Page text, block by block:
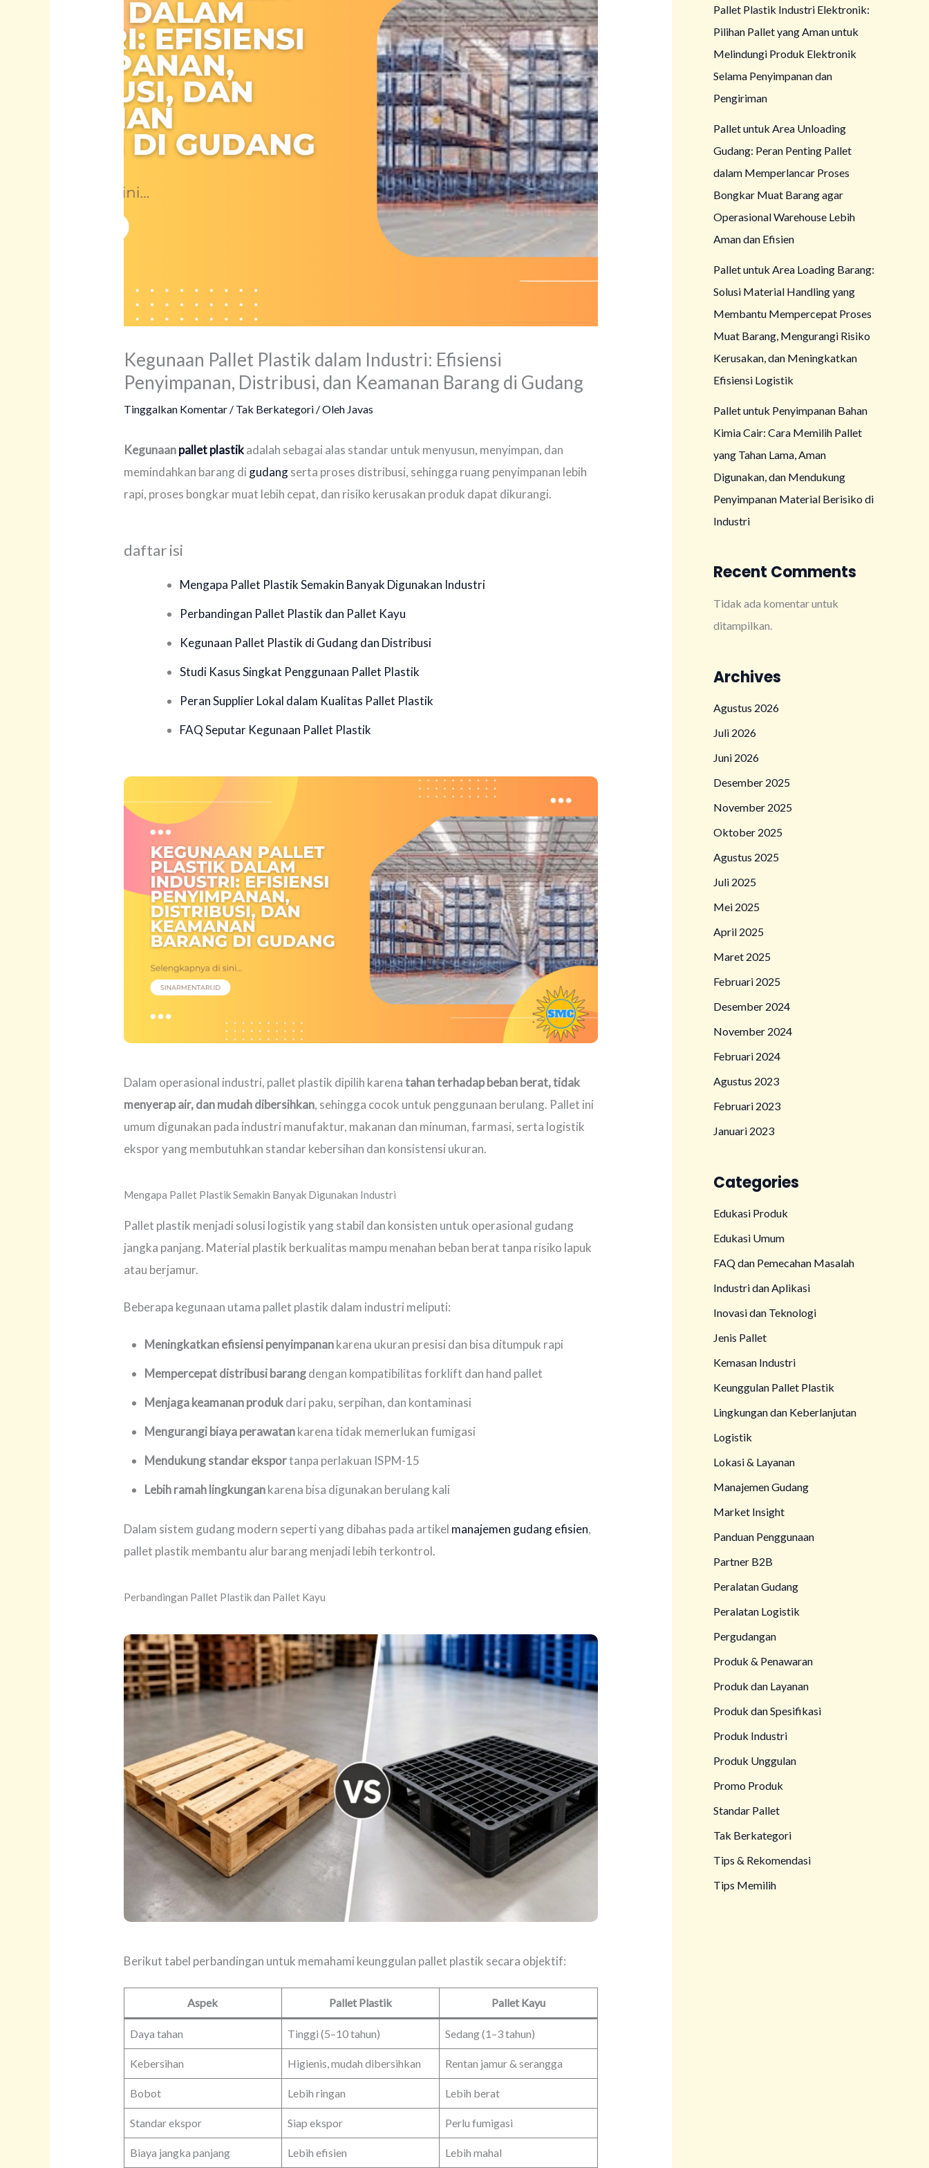
Kegunaan Pallet Plastik dalam Industri: Efisiensi
Penyimpanan, Distribusi, dan Keamanan Barang di Gudang
Tinggalkan Komentar / Tak Berkategori/ Oleh Javas
Kegunaanpallet plastikadalah sebagai alas standar untuk menyusun, menyimpan, dan
memindahkan barang di gudangserta proses distribusi, sehingga ruang penyimpanan lebih
rapi, proses bongkar muat lebih cepat, dan risiko kerusakan produk dapat dikurangi.
daftar isi
Mengapa Pallet Plastik Semakin Banyak Digunakan Industri
Perbandingan Pallet Plastik dan Pallet Kayu
Kegunaan Pallet Plastik di Gudang dan Distribusi
Studi Kasus Singkat Penggunaan Pallet Plastik
Peran Supplier Lokal dalam Kualitas Pallet Plastik
FAQ Seputar Kegunaan Pallet Plastik
Dalam operasional industri, pallet plastik dipilih karenatahan terhadap beban berat, tidak
menyerap air, dan mudah dibersihkan, sehingga cocok untuk penggunaan berulang. Pallet ini
umum digunakan pada industri manufaktur, makanan dan minuman, farmasi, serta logistik
ekspor yang membutuhkan standar kebersihan dan konsistensi ukuran.
Mengapa Pallet Plastik Semakin Banyak Digunakan Industri
Pallet plastik menjadi solusi logistik yang stabil dan konsisten untuk operasional gudang
jangka panjang. Material plastik berkualitas mampu menahan beban berat tanpa risiko lapuk
atau berjamur.
Beberapa kegunaan utama pallet plastik dalam industri meliputi:
Meningkatkan efisiensi penyimpanankarena ukuran presisi dan bisa ditumpuk rapi
Mempercepat distribusi barangdengan kompatibilitas forklift dan hand pallet
Menjaga keamanan produkdari paku, serpihan, dan kontaminasi
Mengurangi biaya perawatankarena tidak memerlukan fumigasi
Mendukung standar eksportanpa perlakuan ISPM-15
Lebih ramah lingkungankarena bisa digunakan berulang kali
Dalam sistem gudang modern seperti yang dibahas pada artikel manajemen gudang efisien,
pallet plastik membantu alur barang menjadi lebih terkontrol.
Perbandingan Pallet Plastik dan Pallet Kayu
Berikut tabel perbandingan untuk memahami keunggulan pallet plastik secara objektif:
Aspek Pallet Plastik Pallet Kayu
Daya tahan Tinggi (5–10 tahun) Sedang (1–3 tahun)
Kebersihan Higienis, mudah dibersihkan Rentan jamur & serangga
Bobot Lebih ringan Lebih berat
Standar ekspor Siap ekspor Perlu fumigasi
Biaya jangka panjang Lebih efisien Lebih mahal
Pallet Plastik Industri Elektronik:
Pilihan Pallet yang Aman untuk
Melindungi Produk Elektronik
Selama Penyimpanan dan
Pengiriman
Pallet untuk Area Unloading
Gudang: Peran Penting Pallet
dalam Memperlancar Proses
Bongkar Muat Barang agar
Operasional Warehouse Lebih
Aman dan Efisien
Pallet untuk Area Loading Barang:
Solusi Material Handling yang
Membantu Mempercepat Proses
Muat Barang, Mengurangi Risiko
Kerusakan, dan Meningkatkan
Efisiensi Logistik
Pallet untuk Penyimpanan Bahan
Kimia Cair: Cara Memilih Pallet
yang Tahan Lama, Aman
Digunakan, dan Mendukung
Penyimpanan Material Berisiko di
Industri
Recent Comments
Tidak ada komentar untuk
ditampilkan.
Archives
Agustus 2026
Juli 2026
Juni 2026
Desember 2025
November 2025
Oktober 2025
Agustus 2025
Juli 2025
Mei 2025
April 2025
Maret 2025
Februari 2025
Desember 2024
November 2024
Februari 2024
Agustus 2023
Februari 2023
Januari 2023
Categories
Edukasi Produk
Edukasi Umum
FAQ dan Pemecahan Masalah
Industri dan Aplikasi
Inovasi dan Teknologi
Jenis Pallet
Kemasan Industri
Keunggulan Pallet Plastik
Lingkungan dan Keberlanjutan
Logistik
Lokasi & Layanan
Manajemen Gudang
Market Insight
Panduan Penggunaan
Partner B2B
Peralatan Gudang
Peralatan Logistik
Pergudangan
Produk & Penawaran
Produk dan Layanan
Produk dan Spesifikasi
Produk Industri
Produk Unggulan
Promo Produk
Standar Pallet
Tak Berkategori
Tips & Rekomendasi
Tips Memilih